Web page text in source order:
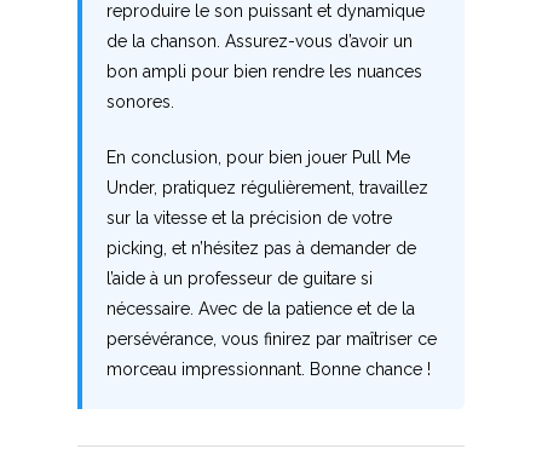
reproduire le son puissant et dynamique
de la chanson. Assurez-vous d’avoir un
bon ampli pour bien rendre les nuances
sonores.
En conclusion, pour bien jouer Pull Me
Under, pratiquez régulièrement, travaillez
sur la vitesse et la précision de votre
picking, et n’hésitez pas à demander de
l’aide à un professeur de guitare si
nécessaire. Avec de la patience et de la
persévérance, vous finirez par maîtriser ce
morceau impressionnant. Bonne chance !